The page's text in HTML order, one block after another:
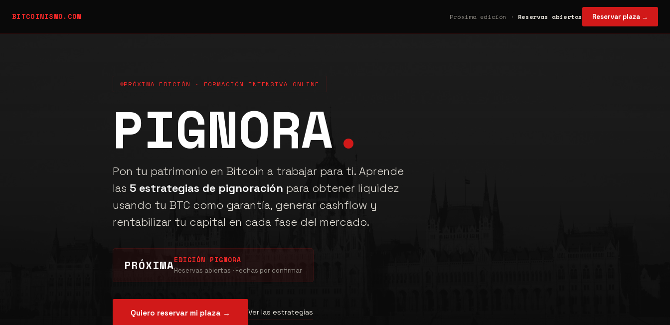
BITCOINISMO.COM Próxima edición · Reservas abiertas Reservar plaza →
PRÓXIMA EDICIÓN · FORMACIÓN INTENSIVA ONLINE
PIGNORA.
Pon tu patrimonio en Bitcoin a trabajar para ti. Aprende
las 5 estrategias de pignoración para obtener liquidez
usando tu BTC como garantía, generar cashflow y
rentabilizar tu capital en cada fase del mercado.
PRÓXIMAEDICIÓN PIGNORA
Reservas abiertas · Fechas por confirmar
Quiero reservar mi plaza → Ver las estrategias